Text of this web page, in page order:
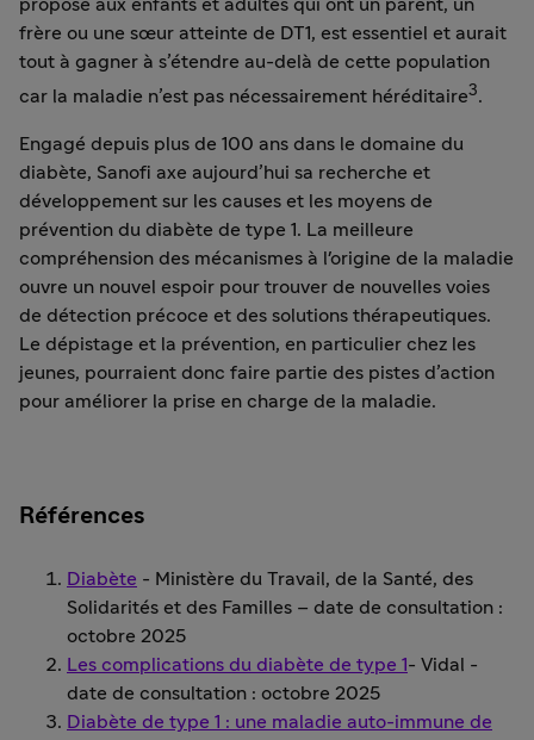
proposé aux enfants et adultes qui ont un parent, un
frère ou une sœur atteinte de DT1, est essentiel et aurait
tout à gagner à s’étendre au-delà de cette population
car la maladie n’est pas nécessairement héréditaire3.
Engagé depuis plus de 100 ans dans le domaine du
diabète, Sanofi axe aujourd’hui sa recherche et
développement sur les causes et les moyens de
prévention du diabète de type 1. La meilleure
compréhension des mécanismes à l'origine de la maladie
ouvre un nouvel espoir pour trouver de nouvelles voies
de détection précoce et des solutions thérapeutiques.
Le dépistage et la prévention, en particulier chez les
jeunes, pourraient donc faire partie des pistes d’action
pour améliorer la prise en charge de la maladie.
Références
Diabète - Ministère du Travail, de la Santé, des
Solidarités et des Familles – date de consultation :
octobre 2025
Les complications du diabète de type 1- Vidal -
date de consultation : octobre 2025
Diabète de type 1 : une maladie auto-immune de